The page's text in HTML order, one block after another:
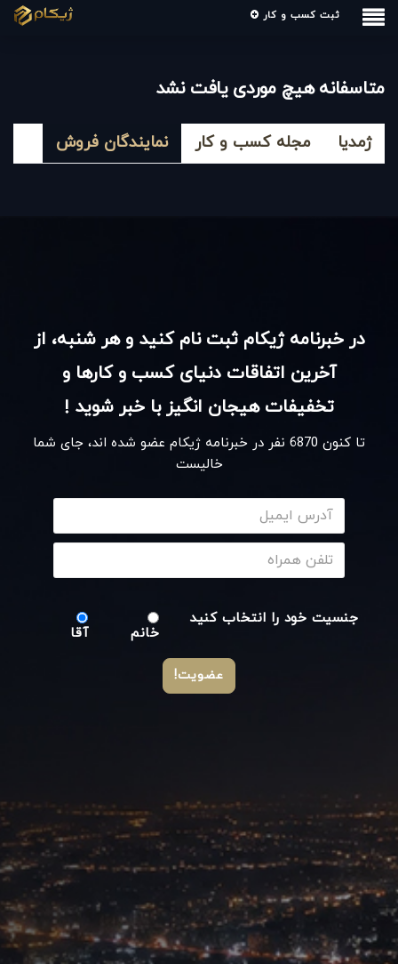
ثبت کسب و کار
متاسفانه هیچ موردی یافت نشد
ژمدیا مجله کسب و کار نمایندگان فروش
در خبرنامه ژیکام ثبت نام کنید و هر شنبه، از
آخرین اتفاقات دنیای کسب و کارها و
تخفیفات هیجان انگیز با خبر شوید !
تا کنون 6870 نفر در خبرنامه ژیکام عضو شده اند، جای شما
خالیست
جنسیت خود را انتخاب کنید
خانم
آقا
عضویت!